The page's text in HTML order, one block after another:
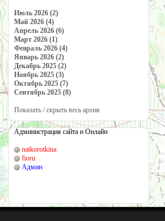
Июль 2026 (2)
Май 2026 (4)
Апрель 2026 (6)
Март 2026 (1)
Февраль 2026 (4)
Январь 2026 (2)
Декабрь 2025 (2)
Ноябрь 2025 (3)
Октябрь 2025 (7)
Сентябрь 2025 (8)
Показать / скрыть весь архив
Администрация сайта и Онлайн
natkorotkina
fioru
Админ